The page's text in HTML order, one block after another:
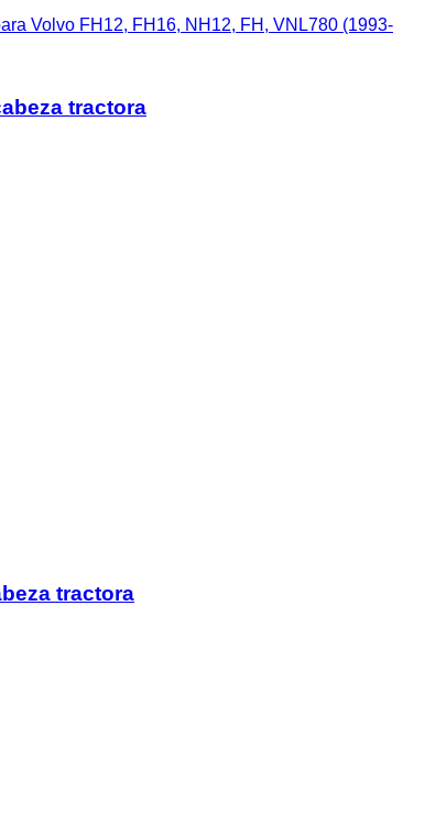
Volvo FH12, FH16, NH12, FH, VNL780 (1993-
tractora
tractora